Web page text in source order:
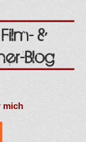
mich